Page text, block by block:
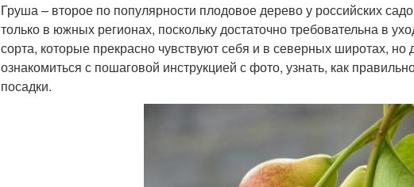
Груша – второе по популярности плодовое дерево у российских
только в южных регионах, поскольку достаточно требовательна в
сорта, которые прекрасно чувствуют себя и в северных широтах,
ознакомиться с пошаговой инструкцией с фото, узнать, как
посадки.